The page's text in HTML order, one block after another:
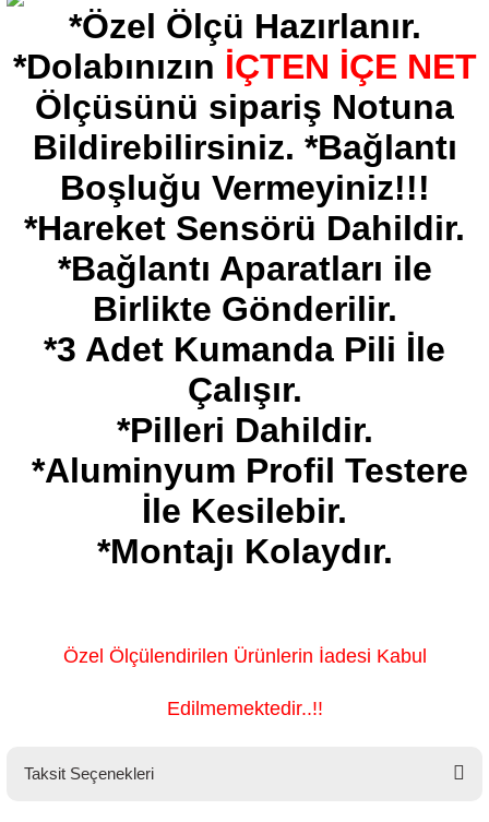
*Özel Ölçü Hazırlanır.
*Dolabınızın İÇTEN İÇE NET
Ölçüsünü sipariş Notuna
Bildirebilirsiniz. *Bağlantı
Boşluğu Vermeyiniz!!!
*Hareket Sensörü Dahildir.
*Bağlantı Aparatları ile
Birlikte Gönderilir.
*3 Adet Kumanda Pili İle
Çalışır.
*Pilleri Dahildir.
*Aluminyum Profil Testere
İle Kesilebir.
*Montajı Kolaydır.
Özel Ölçülendirilen Ürünlerin İadesi Kabul
Edilmemektedir..!!
Taksit Seçenekleri